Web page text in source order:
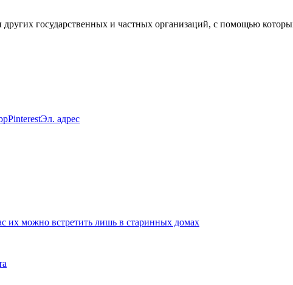
государственных и частных организаций, с помощью
PinterestЭл. адрес
их можно встретить лишь в старинных домах